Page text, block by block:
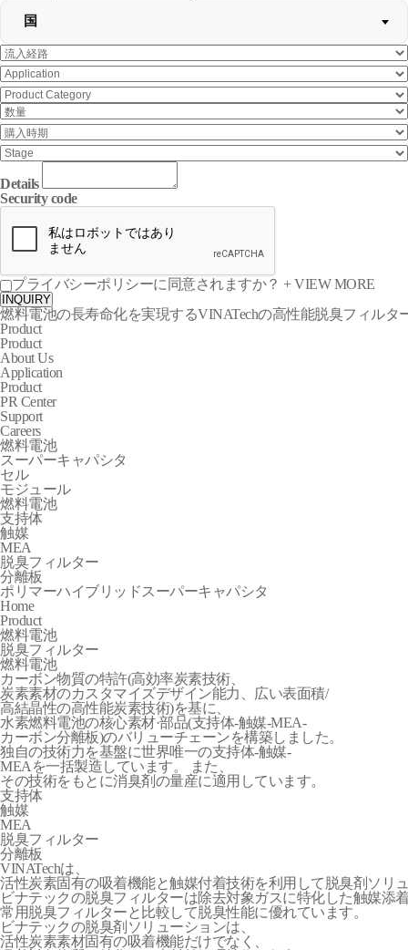
国
Details
Security code
プライバシーポリシーに同意されますか？ + VIEW MORE
INQUIRY
燃料電池の長寿命化を実現するVINATechの高性能脱臭フィルタ
Product
Product
About Us
Application
Product
PR Center
Support
Careers
燃料電池
スーパーキャパシタ
セル
モジュール
燃料電池
支持体
触媒
MEA
脱臭フィルター
分離板
ポリマーハイブリッドスーパーキャパシタ
Home
Product
燃料電池
脱臭フィルター
燃料電池
カーボン物質の特許(高効率炭素技術、
炭素素材のカスタマイズデザイン能力、広い表面積/
高結晶性の高性能炭素技術)を基に、
水素燃料電池の核心素材·部品(支持体-触媒-MEA-
カーボン分離板)のバリューチェーンを構築しました。
独自の技術力を基盤に世界唯一の支持体-触媒-
MEAを一括製造しています。 また、
その技術をもとに消臭剤の量産に適用しています。
支持体
触媒
MEA
脱臭フィルター
分離板
VINATechは、
活性炭素固有の吸着機能と触媒付着技術を利用して脱臭剤ソリ
ビナテックの脱臭フィルターは除去対象ガスに特化した触媒添
常用脱臭フィルターと比較して脱臭性能に優れています。
ビナテックの脱臭剤ソリューションは、
活性炭素素材固有の吸着機能だけでなく、